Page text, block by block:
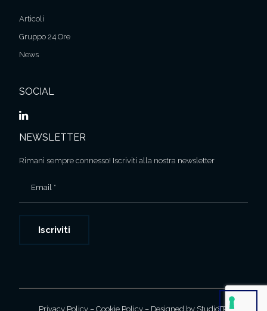
Articoli
Gruppo 24 Ore
News
SOCIAL
NEWSLETTER
Rimani sempre connesso! Iscriviti alla nostra newsletter
Email *
Privacy Policy – Cookie Policy – Designed by StudioTR